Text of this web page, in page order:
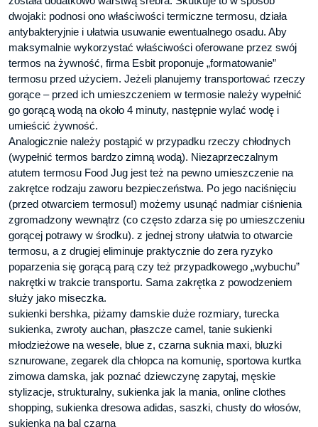
dwojaki: podnosi ono właściwości termiczne termosu, działa
antybakteryjnie i ułatwia usuwanie ewentualnego osadu. Aby
maksymalnie wykorzystać właściwości oferowane przez swój
termos na żywność, firma Esbit proponuje „formatowanie”
termosu przed użyciem. Jeżeli planujemy transportować rzeczy
gorące – przed ich umieszczeniem w termosie należy wypełnić
go gorącą wodą na około 4 minuty, następnie wylać wodę i
umieścić żywność.
Analogicznie należy postąpić w przypadku rzeczy chłodnych
(wypełnić termos bardzo zimną wodą). Niezaprzeczalnym
atutem termosu Food Jug jest też na pewno umieszczenie na
zakrętce rodzaju zaworu bezpieczeństwa. Po jego naciśnięciu
(przed otwarciem termosu!) możemy usunąć nadmiar ciśnienia
zgromadzony wewnątrz (co często zdarza się po umieszczeniu
gorącej potrawy w środku). z jednej strony ułatwia to otwarcie
termosu, a z drugiej eliminuje praktycznie do zera ryzyko
poparzenia się gorącą parą czy też przypadkowego „wybuchu”
nakrętki w trakcie transportu. Sama zakrętka z powodzeniem
służy jako miseczka.
sukienki bershka, piżamy damskie duże rozmiary, turecka
sukienka, zwroty auchan, płaszcze camel, tanie sukienki
młodzieżowe na wesele, blue z, czarna suknia maxi, bluzki
sznurowane, zegarek dla chłopca na komunię, sportowa kurtka
zimowa damska, jak poznać dziewczynę zapytaj, męskie
stylizacje, strukturalny, sukienka jak la mania, online clothes
shopping, sukienka dresowa adidas, saszki, chusty do włosów,
sukienka na bal czarna